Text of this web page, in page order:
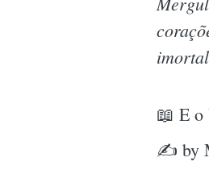
📖 E o
✍ by